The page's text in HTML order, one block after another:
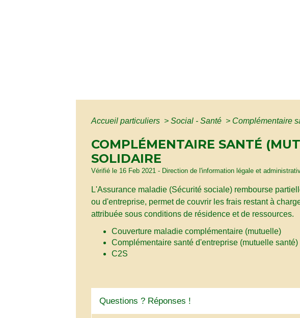
Accueil particuliers > Social - Santé > Complémentaire
COMPLÉMENTAIRE SANTÉ
SOLIDAIRE
Vérifié le 16 Feb 2021 - Direction de l'information légale et
L'Assurance maladie (Sécurité sociale) rembourse
ou d'entreprise, permet de couvrir les frais restant à
attribuée sous conditions de résidence et de ressources.
Couverture maladie complémentaire (mutuelle)
Complémentaire santé d'entreprise (mutuelle santé)
C2S
Questions ? Réponses !